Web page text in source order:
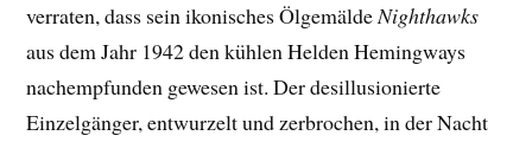
verraten, dass sein ikonisches ÖlgemäldeNighthawks
aus dem Jahr 1942 den kühlen Helden Hemingways
nachempfunden gewesen ist. Der desillusionierte
Einzelgänger, entwurzelt und zerbrochen, in der Nacht